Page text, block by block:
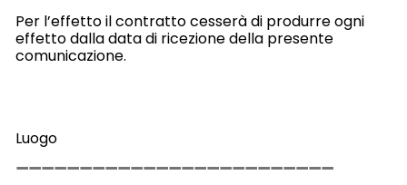
Per l’effetto il contratto cesserà di produrre ogni
effetto dalla data di ricezione della presente
comunicazione.
Luogo